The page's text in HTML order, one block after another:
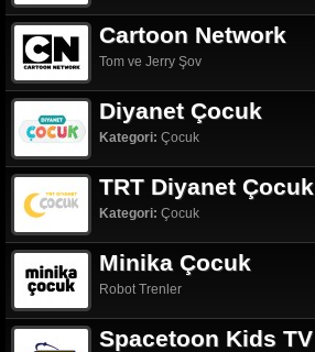
Cartoon Network
Tom ve Jerry Şov
Diyanet Çocuk
Kategori: Çocuk
TRT Diyanet Çocuk
Kategori: Çocuk
Minika Çocuk
Robot Trenler
Spacetoon Kids TV